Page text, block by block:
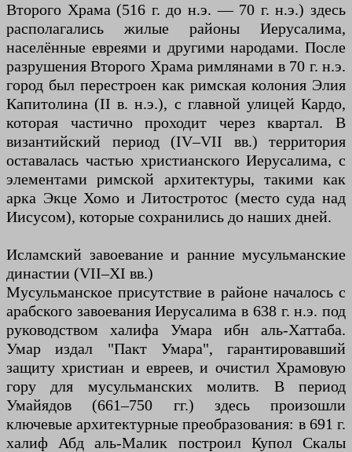
Второго Храма (516 г. до н.э. — 70 г. н.э.) здесь
располагались жилые районы Иерусалима,
населённые евреями и другими народами. После
разрушения Второго Храма римлянами в 70 г. н.э.
город был перестроен как римская колония Элия
Капитолина (II в. н.э.), с главной улицей Кардо,
которая частично проходит через квартал. В
византийский период (IV–VII вв.) территория
оставалась частью христианского Иерусалима, с
элементами римской архитектуры, такими как
арка Экце Хомо и Литостротос (место суда над
Иисусом), которые сохранились до наших дней.
Исламский завоевание и ранние мусульманские
династии (VII–XI вв.)
Мусульманское присутствие в районе началось с
арабского завоевания Иерусалима в 638 г. н.э. под
руководством халифа Умара ибн аль-Хаттаба.
Умар издал "Пакт Умара", гарантировавший
защиту христиан и евреев, и очистил Храмовую
гору для мусульманских молитв. В период
Умайядов (661–750 гг.) здесь произошли
ключевые архитектурные преобразования: в 691 г.
халиф Абд аль-Малик построил Купол Скалы